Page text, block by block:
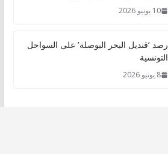
10 يونيو 2026
رصد ‘قنديل البحر البوصلة’ على السواحل
التونسية
8 يونيو 2026